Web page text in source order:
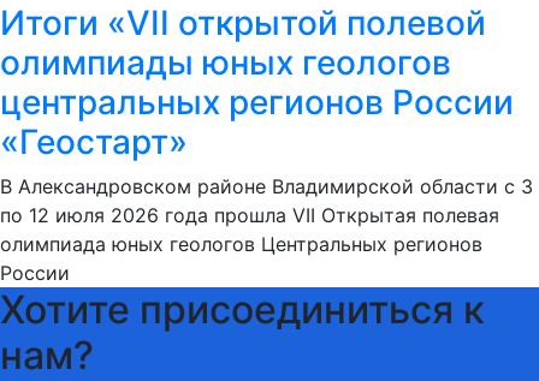
Итоги «VII открытой полевой
олимпиады юных геологов
центральных регионов России
«Геостарт»
В Александровском районе Владимирской области с 3
по 12 июля 2026 года прошла VII Открытая полевая
олимпиада юных геологов Центральных регионов
России
Хотите присоединиться к
нам?